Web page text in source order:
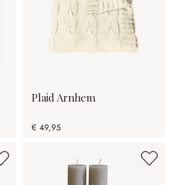
Plaid Arnhem
€ 49,95